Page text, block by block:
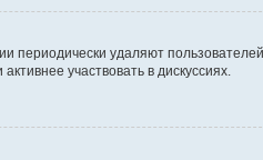
периодически удаляют
участвовать в дискуссиях.